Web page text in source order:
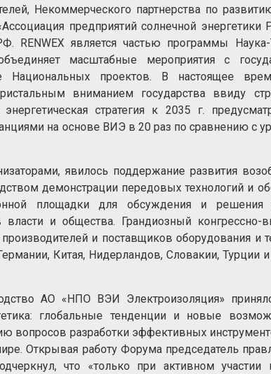
Некоммер­че­ского партнер­ства по
предприя­тий солнеч­ной энерге­тики
RENWEX является частью программы Наука-
масштабные мероприятия с
Национальных проектов. В настоящее
вниманием государства ввиду
стратегия к 2035 г.
на основе ВИЭ в 20 раз по сравнению с
явилось поддержание развития
демонстрации передовых технологий и
площадки для обсуждения и решения
и общества. Грандиозный конгрессно-
и поставщиков оборудования и
Китая, Нидерландов, Словакии, Турции
АО «НПО ВЭИ Электроизоляция»
глобальные тенденции и новые
вопросов разработки эффективных
Открывая работу Форума председатель
что «только при активном участии